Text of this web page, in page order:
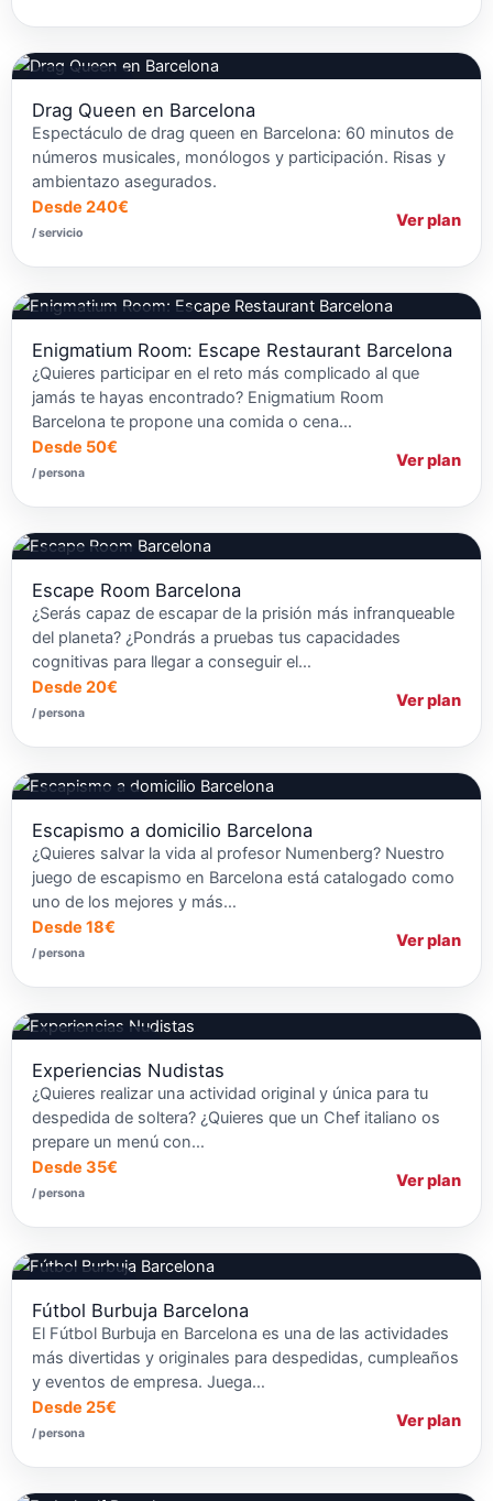
Drag Queen en Barcelona
Espectáculo de drag queen en Barcelona: 60 minutos de
números musicales, monólogos y participación. Risas y
ambientazo asegurados.
Desde 240€
/ servicio
Ver plan
Enigmatium Room: Escape Restaurant Barcelona
¿Quieres participar en el reto más complicado al que
jamás te hayas encontrado? Enigmatium Room
Barcelona te propone una comida o cena…
Desde 50€
/ persona
Ver plan
Escape Room Barcelona
¿Serás capaz de escapar de la prisión más infranqueable
del planeta? ¿Pondrás a pruebas tus capacidades
cognitivas para llegar a conseguir el…
Desde 20€
/ persona
Ver plan
Escapismo a domicilio Barcelona
¿Quieres salvar la vida al profesor Numenberg? Nuestro
juego de escapismo en Barcelona está catalogado como
uno de los mejores y más…
Desde 18€
/ persona
Ver plan
Experiencias Nudistas
¿Quieres realizar una actividad original y única para tu
despedida de soltera? ¿Quieres que un Chef italiano os
prepare un menú con…
Desde 35€
/ persona
Ver plan
Fútbol Burbuja Barcelona
El Fútbol Burbuja en Barcelona es una de las actividades
más divertidas y originales para despedidas, cumpleaños
y eventos de empresa. Juega…
Desde 25€
/ persona
Ver plan